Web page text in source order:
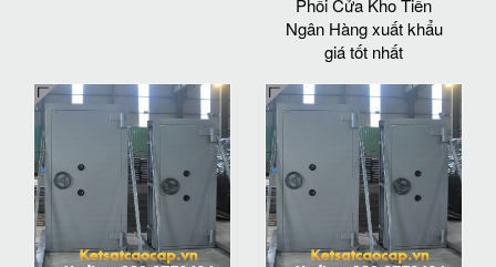
Phối Cửa Kho Tiền
Ngân Hàng xuất khẩu
giá tốt nhất